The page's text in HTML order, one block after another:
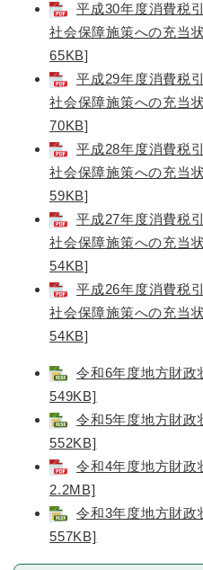
平成30年度消費税
社会保障施策への充当
65KB]
平成29年度消費税
社会保障施策への充当
70KB]
平成28年度消費税
社会保障施策への充当
59KB]
平成27年度消費税
社会保障施策への充当
54KB]
平成26年度消費税
社会保障施策への充当
54KB]
令和6年度地方財政
549KB]
令和5年度地方財政
552KB]
令和4年度地方財政
2.2MB]
令和3年度地方財政
557KB]